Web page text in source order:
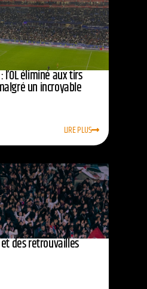
éliminé aux tirs
un incroyable
LIRE PLUS
et des retrouvailles